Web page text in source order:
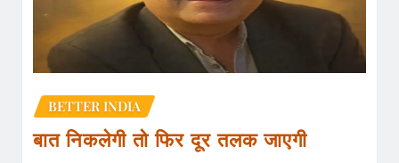
BETTER INDIA
बात निकलेगी तो फिर दूर तलक जाएगी